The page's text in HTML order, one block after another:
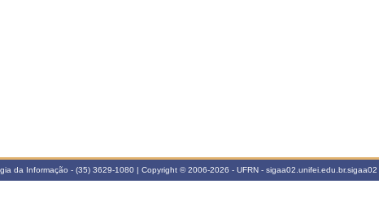
da Informação - (35) 3629-1080 | Copyright © 2006-2026 - UFRN - sigaa02.unifei.edu.br.sigaa02